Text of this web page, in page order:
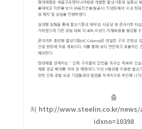
출
처 http://www.steelin.co.kr/
idxno=10398